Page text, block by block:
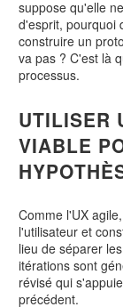
suppose qu'elle
d'esprit, pourquoi
construire un
va pas ? C'est là
processus.
UTILISER
VIABLE
Comme l'UX
l'utilisateur et
lieu de séparer
itérations sont
révisé qui
précédent.